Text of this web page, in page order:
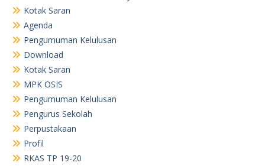
Kotak Saran
Agenda
Pengumuman Kelulusan
Download
Kotak Saran
MPK OSIS
Pengumuman Kelulusan
Pengurus Sekolah
Perpustakaan
Profil
RKAS TP 19-20